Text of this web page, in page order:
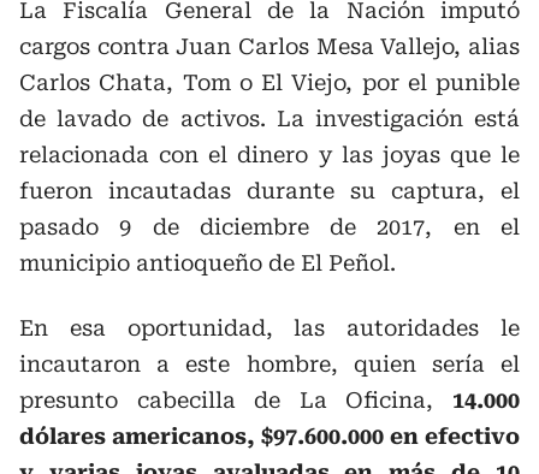
La Fiscalía General de la Nación imputó
cargos contra Juan Carlos Mesa Vallejo, alias
Carlos Chata, Tom o El Viejo, por el punible
de lavado de activos. La investigación está
relacionada con el dinero y las joyas que le
fueron incautadas durante su captura, el
pasado 9 de diciembre de 2017, en el
municipio antioqueño de El Peñol.
En esa oportunidad, las autoridades le
incautaron a este hombre, quien sería el
presunto cabecilla de La Oficina, 14.000
dólares americanos, $97.600.000 en efectivo